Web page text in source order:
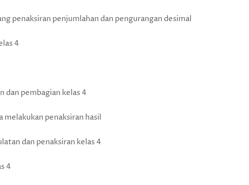
penaksiran penjumlahan dan pengurangan desimal
4
dan pembagian kelas 4
melakukan penaksiran hasil
dan penaksiran kelas 4
4